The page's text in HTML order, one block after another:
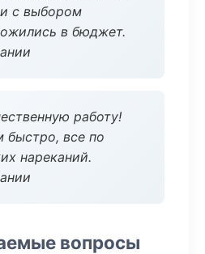
с выбором
в бюджет.
работу!
все по
нареканий.
вопросы